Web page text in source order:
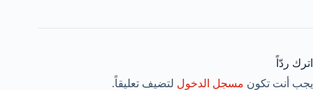
اترك ردّاً
يجب أنت تكون مسجل الدخول لتضيف تعليقاً.